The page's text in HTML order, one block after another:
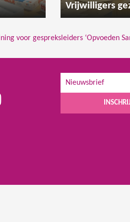
voor gespreksleiders ‘Opvoeden